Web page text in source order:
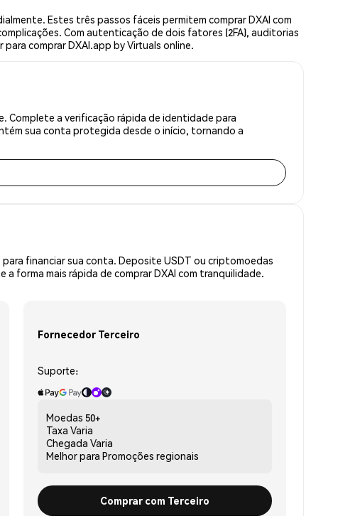
Estes três passos fáceis permitem comprar DXAI com
Com autenticação de dois fatores (2FA), auditorias
comprar DXAI.app by Virtuals online.
Complete a verificação rápida de identidade para
sua conta protegida desde o início, tornando a
financiar sua conta. Deposite USDT ou criptomoedas
forma mais rápida de comprar DXAI com tranquilidade.
Fornecedor Terceiro
Suporte:
Moedas 50+
Taxa Varia
Chegada Varia
Melhor para Promoções regionais
Comprar com Terceiro